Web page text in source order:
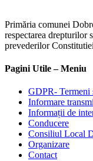
Primăria comunei
respectarea drepturilor
prevederilor
Pagini Utile – Meniu
GDPR- Termeni
Informare
Informații de
Conducere
Consiliul Local
Organizare
Contact